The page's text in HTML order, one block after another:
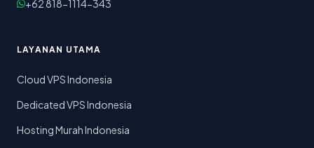
+62 818-1114-343
LAYANAN UTAMA
Cloud VPS Indonesia
Dedicated VPS Indonesia
Hosting Murah Indonesia